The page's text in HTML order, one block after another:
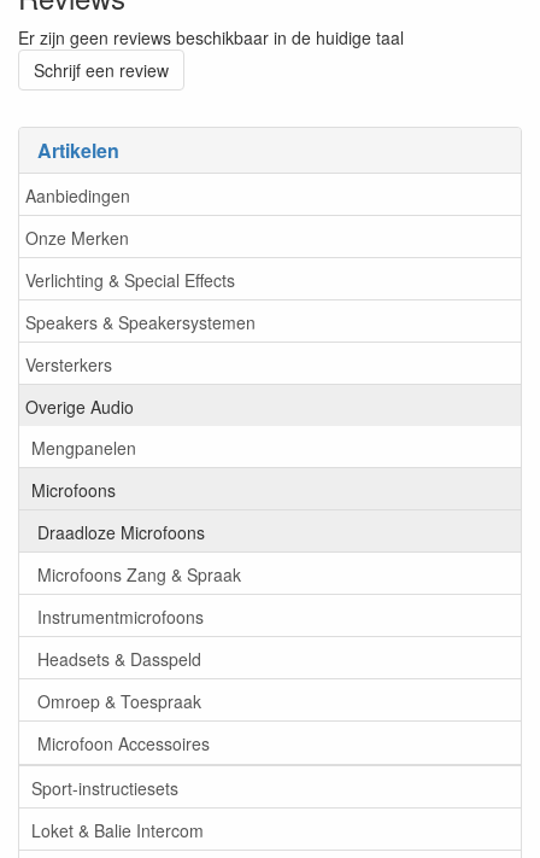
Artikelen
Aanbiedingen
Onze Merken
Verlichting & Special Effects
Speakers & Speakersystemen
Versterkers
Overige Audio
Mengpanelen
Microfoons
Draadloze Microfoons
Microfoons Zang & Spraak
Instrumentmicrofoons
Headsets & Dasspeld
Omroep & Toespraak
Microfoon Accessoires
Sport-instructiesets
Loket & Balie Intercom
Er zijn geen reviews beschikbaar in de huidige taal
Schrijf een review